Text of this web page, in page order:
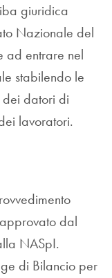
giuridica
Nazionale del
ad entrare nel
stabilendo le
datori di
lavoratori.
dal
NASpI.
di Bilancio per